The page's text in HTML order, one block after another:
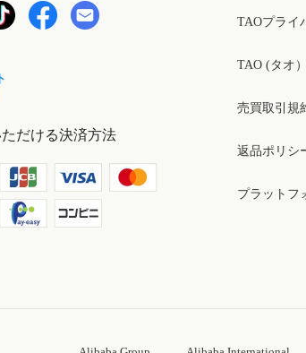
だける決済方法
TAOプライ
TAO (タオ
売買取引規
返品ポリシ
プラットフ